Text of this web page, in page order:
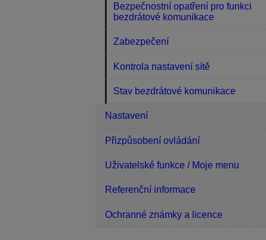
Bezpečnostní opatření pro funkci
bezdrátové komunikace
Zabezpečení
Kontrola nastavení sítě
Stav bezdrátové komunikace
Nastavení
Přizpůsobení ovládání
Uživatelské funkce / Moje menu
Referenční informace
Ochranné známky a licence